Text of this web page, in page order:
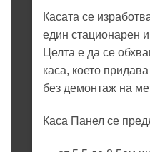
Касата се
един стационарен
Целта е да се
каса, което
без демонтаж на
Каса Панел се